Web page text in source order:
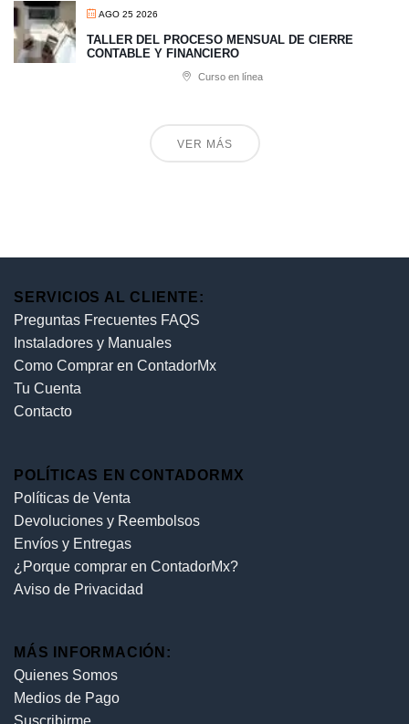
AGO 25 2026
TALLER DEL PROCESO MENSUAL DE CIERRE
CONTABLE Y FINANCIERO
Curso en línea
VER MÁS
SERVICIOS AL CLIENTE:
Preguntas Frecuentes FAQS
Instaladores y Manuales
Como Comprar en ContadorMx
Tu Cuenta
Contacto
POLÍTICAS EN CONTADORMX
Políticas de Venta
Devoluciones y Reembolsos
Envíos y Entregas
¿Porque comprar en ContadorMx?
Aviso de Privacidad
MÁS INFORMACIÓN:
Quienes Somos
Medios de Pago